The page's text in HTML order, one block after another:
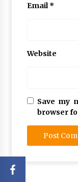
Email*
Website
Save my
browser